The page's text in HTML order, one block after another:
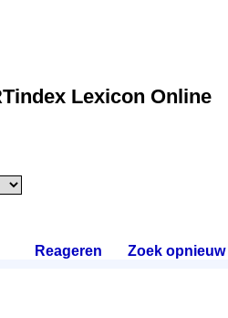
Lexicon Online
Reageren Zoek opnieuw.